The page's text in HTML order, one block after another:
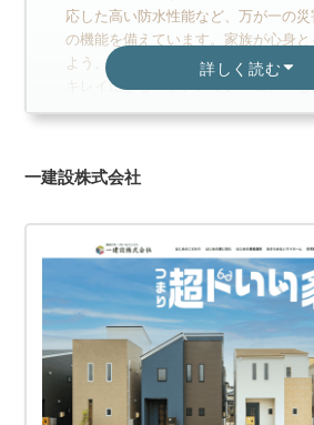
【LIFULL公
カタログを一括で
家のイメージづくりから
▶パナソニックホームズの坪単価は
▶パナソニックホームズで建てて後悔
点は？
詳しく読む
応した高い防水性能など、万が一の
の機能を備えています。家族が心身
よう、全熱交換型24時間換気システ
キレイにする「シアスミン・エア」も
と安全を実現しています。
人生のパートナーとして、お客様の思
イルに合わせた提案だけでなく収納
提案など豊かな暮らしを実現するお手
＼クレバリーホームの
口コミ評判平均 3.0 (1件)
一建設株式会社